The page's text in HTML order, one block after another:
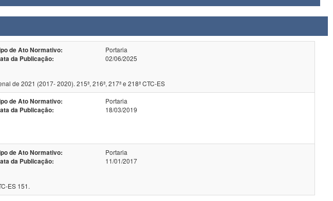
de Ato Normativo:
Portaria
da Publicação:
02/06/2025
de 2021 (2017- 2020). 215ª, 216ª, 217ª e 218ª CTC-ES
de Ato Normativo:
Portaria
da Publicação:
18/03/2019
de Ato Normativo:
Portaria
da Publicação:
11/01/2017
ES 151.